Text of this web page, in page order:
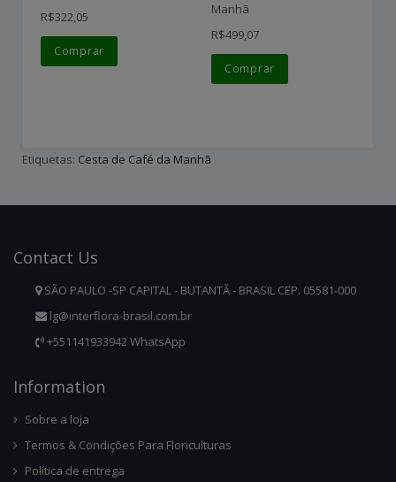
R$322,05
Comprar
Manhã
R$499,07
Comprar
Etiquetas: Cesta de Café da Manhã
Contact Us
SÃO PAULO -SP CAPITAL - BUTANTÃ - BRASIL CEP. 05581-000
lg@interflora-brasil.com.br
+551141933942 WhatsApp
InforMation
Sobre a loja
Termos & Condições Para Floriculturas
Política de entrega